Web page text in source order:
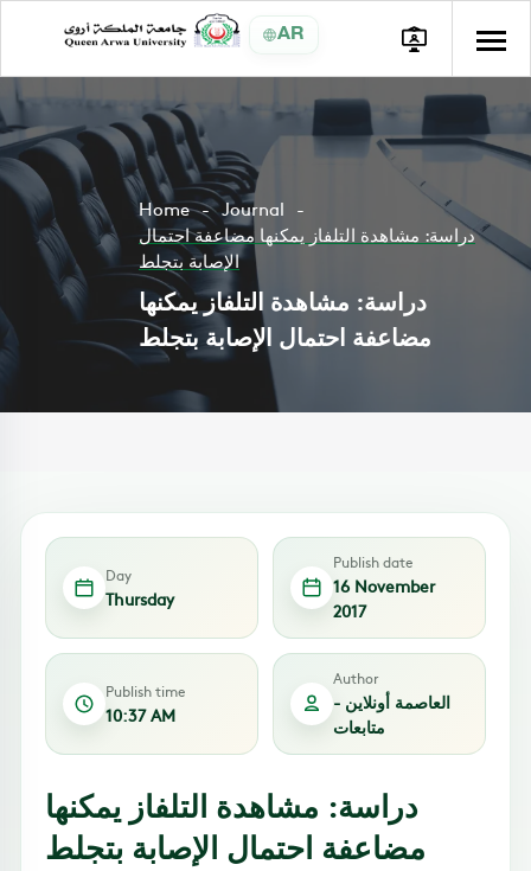
AR
Home
Journal
دراسة: مشاهدة التلفاز يمكنها مضاعفة احتمال
الإصابة بتجلط
دراسة: مشاهدة التلفاز يمكنها
مضاعفة احتمال الإصابة بتجلط
Day
Thursday
Publish date
16 November
2017
Publish time
10:37 AM
Author
العاصمة أونلاين -
متابعات
دراسة: مشاهدة التلفاز يمكنها
مضاعفة احتمال الإصابة بتجلط